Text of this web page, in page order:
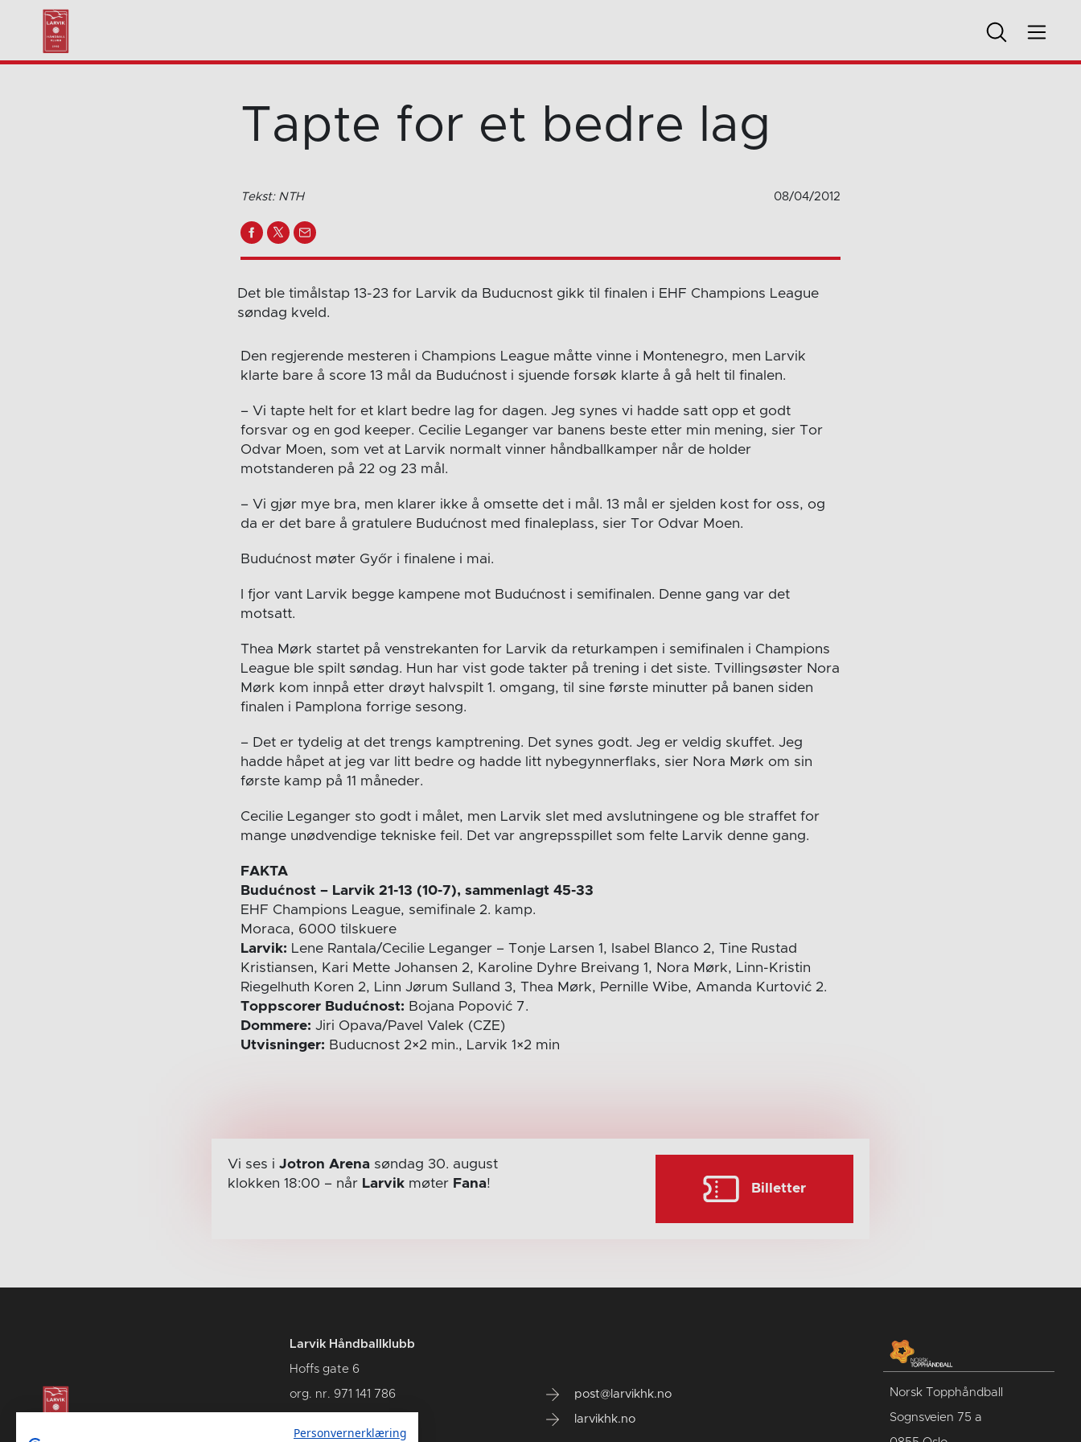
Tapte for et bedre lag
Tekst: NTH 08/04/2012
Det ble timålstap 13-23 for Larvik da Buducnost gikk til finalen i EHF Champions League
søndag kveld.
Den regjerende mesteren i Champions League måtte vinne i Montenegro, men Larvik
klarte bare å score 13 mål da Budućnost i sjuende forsøk klarte å gå helt til finalen.
– Vi tapte helt for et klart bedre lag for dagen. Jeg synes vi hadde satt opp et godt
forsvar og en god keeper. Cecilie Leganger var banens beste etter min mening, sier Tor
Odvar Moen, som vet at Larvik normalt vinner håndballkamper når de holder
motstanderen på 22 og 23 mål.
– Vi gjør mye bra, men klarer ikke å omsette det i mål. 13 mål er sjelden kost for oss, og
da er det bare å gratulere Budućnost med finaleplass, sier Tor Odvar Moen.
Budućnost møter Győr i finalene i mai.
I fjor vant Larvik begge kampene mot Budućnost i semifinalen. Denne gang var det
motsatt.
Thea Mørk startet på venstrekanten for Larvik da returkampen i semifinalen i Champions
League ble spilt søndag. Hun har vist gode takter på trening i det siste. Tvillingsøster Nora
Mørk kom innpå etter drøyt halvspilt 1. omgang, til sine første minutter på banen siden
finalen i Pamplona forrige sesong.
– Det er tydelig at det trengs kamptrening. Det synes godt. Jeg er veldig skuffet. Jeg
hadde håpet at jeg var litt bedre og hadde litt nybegynnerflaks, sier Nora Mørk om sin
første kamp på 11 måneder.
Cecilie Leganger sto godt i målet, men Larvik slet med avslutningene og ble straffet for
mange unødvendige tekniske feil. Det var angrepsspillet som felte Larvik denne gang.
FAKTA
Budućnost – Larvik 21-13 (10-7), sammenlagt 45-33
EHF Champions League, semifinale 2. kamp.
Moraca, 6000 tilskuere
Larvik: Lene Rantala/Cecilie Leganger – Tonje Larsen 1, Isabel Blanco 2, Tine Rustad
Kristiansen, Kari Mette Johansen 2, Karoline Dyhre Breivang 1, Nora Mørk, Linn-Kristin
Riegelhuth Koren 2, Linn Jørum Sulland 3, Thea Mørk, Pernille Wibe, Amanda Kurtović 2.
Toppscorer Budućnost: Bojana Popović 7.
Dommere: Jiri Opava/Pavel Valek (CZE)
Utvisninger: Buducnost 2×2 min., Larvik 1×2 min
Vi ses i Jotron Arenasøndag 30. august
klokken 18:00 – når Larvikmøter Fana! Billetter
Larvik Håndballklubb
Hoffs gate 6
org. nr. 971 141 786 post@larvikhk.no
larvikhk.no
Norsk Topphåndball
Sognsveien 75 a
Personvernerklæring